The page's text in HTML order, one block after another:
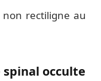
non rectiligne au
occulte